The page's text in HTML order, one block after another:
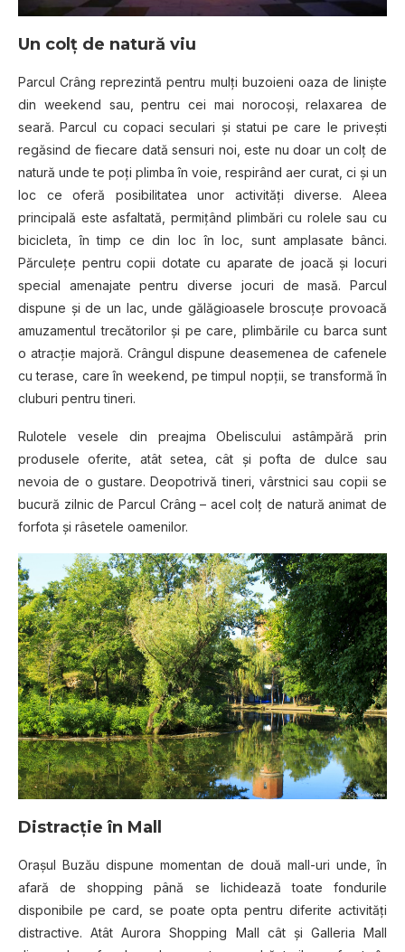
Un colţ de natură viu
Parcul Crâng reprezintă pentru mulţi buzoieni oaza de linişte
din weekend sau, pentru cei mai norocoşi, relaxarea de
seară. Parcul cu copaci seculari şi statui pe care le priveşti
regăsind de fiecare dată sensuri noi, este nu doar un colţ de
natură unde te poţi plimba în voie, respirând aer curat, ci şi un
loc ce oferă posibilitatea unor activităţi diverse. Aleea
principală este asfaltată, permiţând plimbări cu rolele sau cu
bicicleta, în timp ce din loc în loc, sunt amplasate bânci.
Părculeţe pentru copii dotate cu aparate de joacă şi locuri
special amenajate pentru diverse jocuri de masă. Parcul
dispune şi de un lac, unde gălăgioasele broscuţe provoacă
amuzamentul trecătorilor şi pe care, plimbările cu barca sunt
o atracţie majoră. Crângul dispune deasemenea de cafenele
cu terase, care în weekend, pe timpul nopţii, se transformă în
cluburi pentru tineri.
Rulotele vesele din preajma Obeliscului astâmpără prin
produsele oferite, atât setea, cât şi pofta de dulce sau
nevoia de o gustare. Deopotrivă tineri, vârstnici sau copii se
bucură zilnic de Parcul Crâng – acel colţ de natură animat de
forfota şi râsetele oamenilor.
Distracţie în Mall
Oraşul Buzău dispune momentan de două mall-uri unde, în
afară de shopping până se lichidează toate fondurile
disponibile pe card, se poate opta pentru diferite activităţi
distractive. Atât Aurora Shopping Mall cât şi Galleria Mall